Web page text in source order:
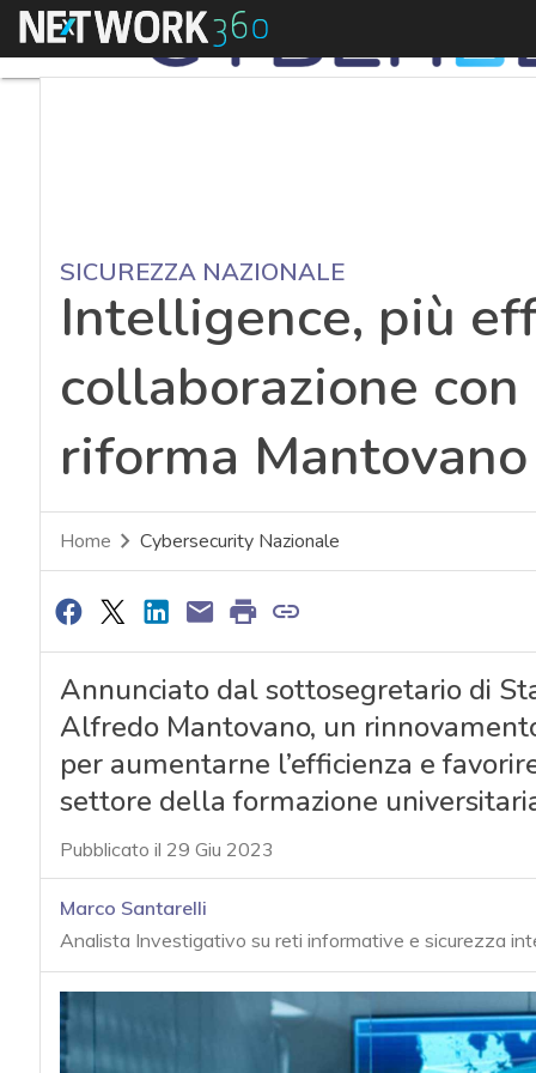
Menu
SICUREZZA NAZIONALE
Intelligence, più
collaborazione
riforma Mantovano
Home Cybersecurity Nazionale
Annunciato dal sottosegretario di
Alfredo Mantovano, un
per aumentarne l’efficienza e
settore della formazione
Pubblicato il 29 Giu 2023
Marco Santarelli
Analista Investigativo su reti informative e sicurezza